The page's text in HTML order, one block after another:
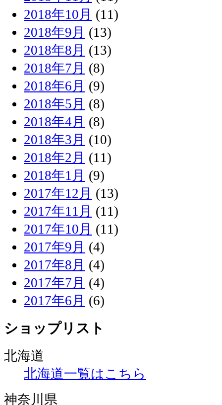
2018年10月 (11)
2018年9月 (13)
2018年8月 (13)
2018年7月 (8)
2018年6月 (9)
2018年5月 (8)
2018年4月 (8)
2018年3月 (10)
2018年2月 (11)
2018年1月 (9)
2017年12月 (13)
2017年11月 (11)
2017年10月 (11)
2017年9月 (4)
2017年8月 (4)
2017年7月 (4)
2017年6月 (6)
ショップリスト
北海道
北海道一覧はこちら
神奈川県